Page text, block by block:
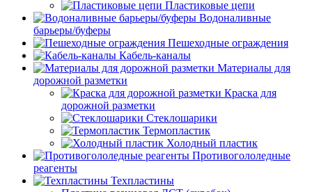
Пластиковые цепи
Водоналивные
барьеры/буферы
Пешеходные ограждения
Кабель-каналы
Материалы для
дорожной разметки
Краска для
дорожной разметки
Стеклошарики
Термопластик
Холодный пластик
Противогололедные
реагенты
Техпластины